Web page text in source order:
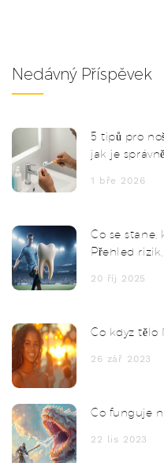
Nedávný Příspěvek
5 tipů pro
jak je
1 bře 2026
Co se stane,
Přehled
20 říj 2025
Co kdyz
26 zář 2023
Co funguje
22 lis 2023